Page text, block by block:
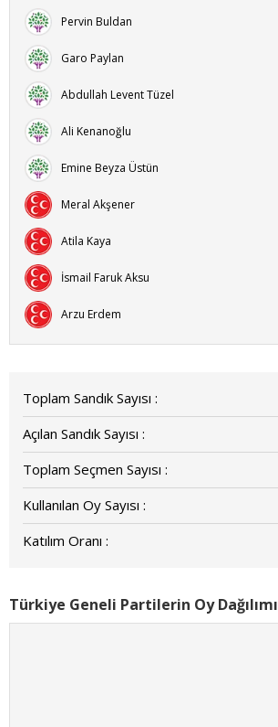
Pervin Buldan
Garo Paylan
Abdullah Levent Tüzel
Ali Kenanoğlu
Emine Beyza Üstün
Meral Akşener
Atila Kaya
İsmail Faruk Aksu
Arzu Erdem
Toplam Sandık Sayısı :
Açılan Sandık Sayısı :
Toplam Seçmen Sayısı :
Kullanılan Oy Sayısı :
Katılım Oranı :
Türkiye Geneli Partilerin Oy Dağılımı